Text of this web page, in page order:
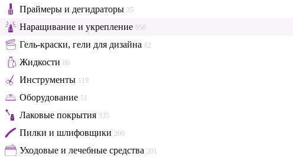
Праймеры и дегидраторы 35
Наращивание и укрепление 950
Гель-краски, гели для дизайна 62
Жидкости 86
Инструменты 119
Оборудование 51
Лаковые покрытия 335
Пилки и шлифовщики 200
Уходовые и лечебные средства 201